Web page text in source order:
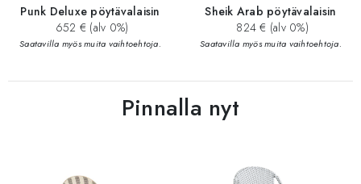
Punk Deluxe pöytävalaisin
652 € (alv 0%)
Saatavilla myös muita vaihtoehtoja.
Sheik Arab pöytävalaisin
824 € (alv 0%)
Saatavilla myös muita vaihtoehtoja.
Pinnalla nyt